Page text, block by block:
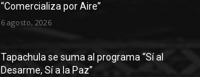
“Comercializa por Aire”
6 agosto, 2026
Tapachula se suma al programa “Sí al
Desarme, Sí a la Paz”